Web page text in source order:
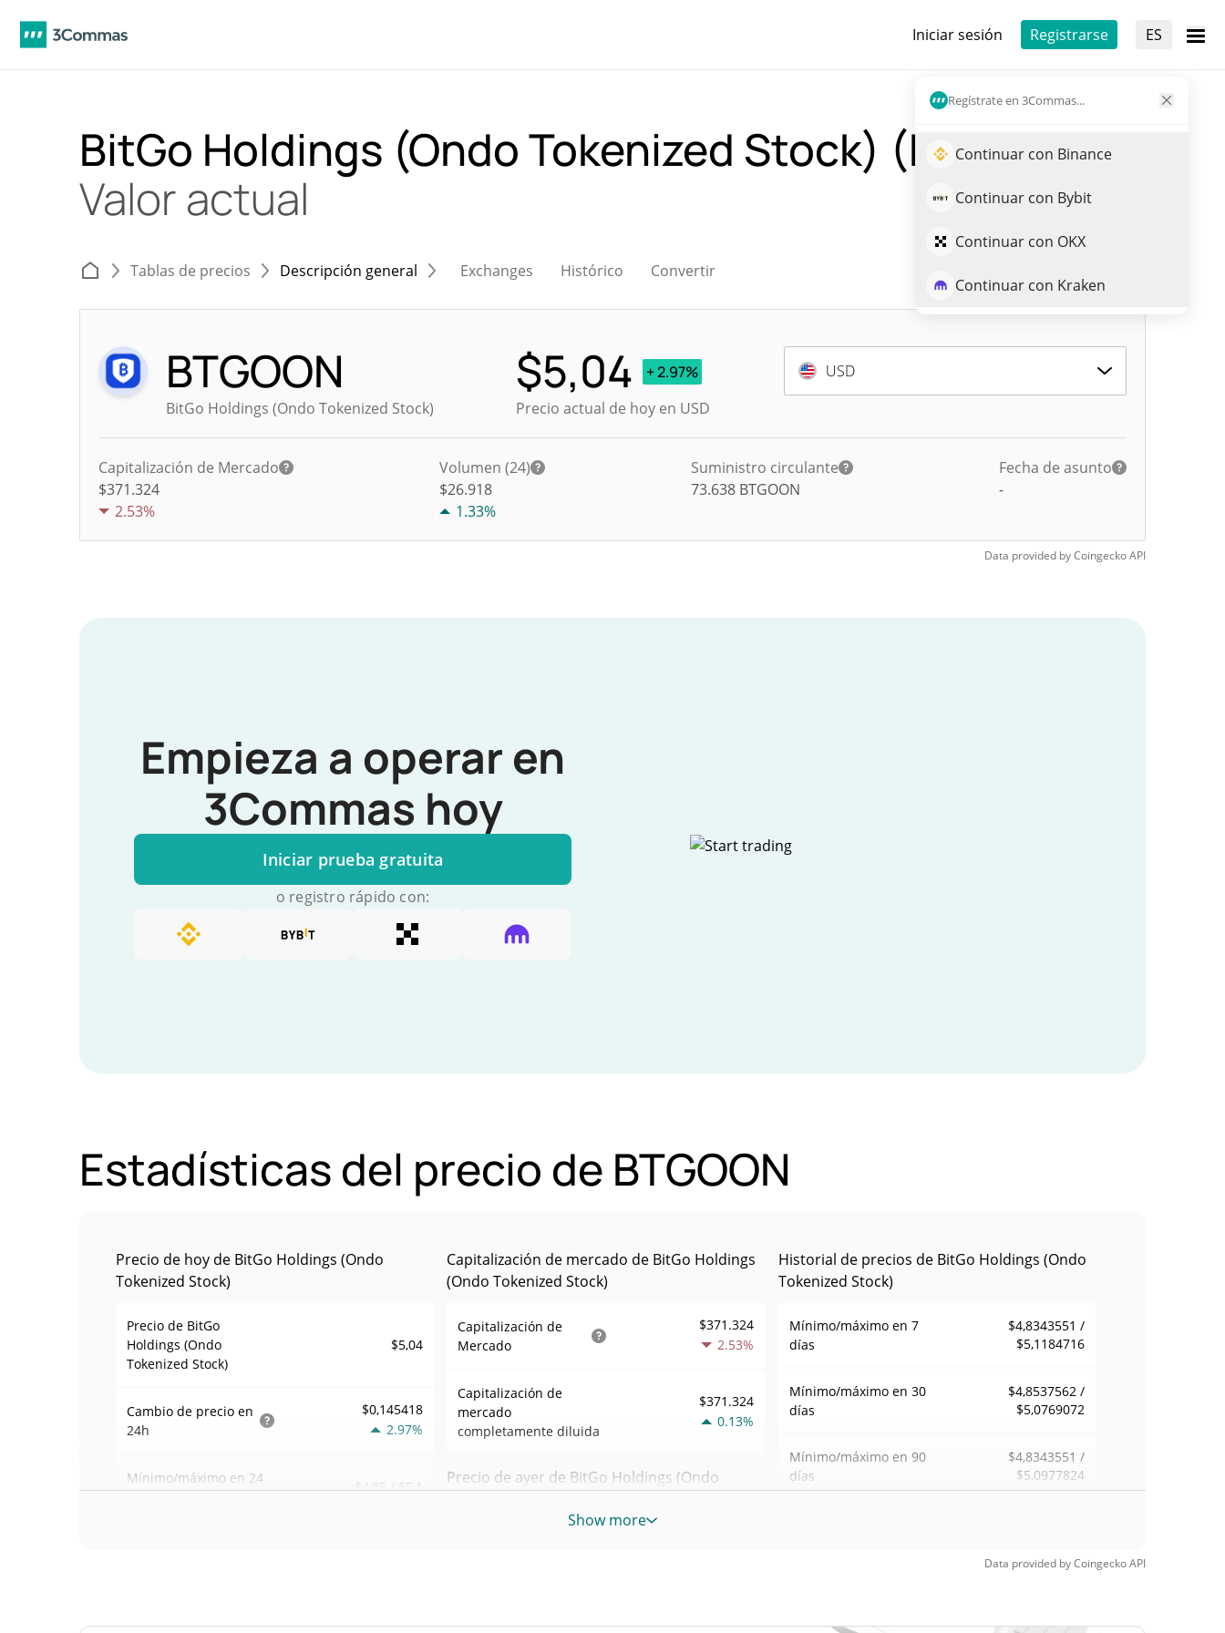
Iniciar sesión Registrarse ES
Regístrate en 3Commas...
Continuar con Binance
Continuar con Bybit
Continuar con OKX
Continuar con Kraken
BitGo Holdings (Ondo Tokenized Stock) (BTGOON)
Valor actual
Tablas de precios Descripción general Exchanges Histórico Convertir
BTGOON
BitGo Holdings (Ondo Tokenized Stock)
$5,04
+ 2.97%
Precio actual de hoy en USD
USD
Capitalización de Mercado
$371.324
2.53%
Volumen (24)
$26.918
1.33%
Suministro circulante
73.638 BTGOON
Fecha de asunto
-
Data provided byCoingeckoAPI
Empieza a operar en
3Commas hoy
Iniciar prueba gratuita
o registro rápido con:
Estadísticas del precio de BTGOON
Precio de hoy de BitGo Holdings (Ondo
Tokenized Stock)
Precio de BitGo
Holdings (Ondo
Tokenized Stock)
$5,04
Cambio de precio en
24h
$0,145418
2.97%
Mínimo/máximo en 24
h
$4,85 / $5,1
Capitalización de mercado de BitGo Holdings
(Ondo Tokenized Stock)
Capitalización de
Mercado
$371.324
2.53%
Capitalización de
mercado
completamente diluida
$371.324
0.13%
Precio de ayer de BitGo Holdings (Ondo
$5,0242741
Historial de precios de BitGo Holdings (Ondo
Tokenized Stock)
Mínimo/máximo en 7
días
$4,8343551 /
$5,1184716
Mínimo/máximo en 30
días
$4,8537562 /
$5,0769072
Mínimo/máximo en 90
días
$4,8343551 /
$5,0977824
Show more
Data provided byCoingeckoAPI